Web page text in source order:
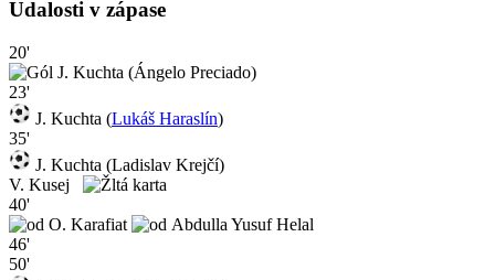
Udalosti v zápase
20'
J. Kuchta (Ángelo Preciado)
23'
J. Kuchta (Lukáš Haraslín)
35'
J. Kuchta (Ladislav Krejčí)
V. Kusej
40'
O. Karafiat
Abdulla Yusuf Helal
46'
50'